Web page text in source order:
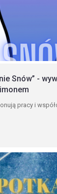
Snów” -
pracy i